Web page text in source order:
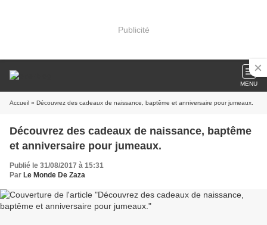
Publicité
MENU
Accueil » Découvrez des cadeaux de naissance, baptême et anniversaire pour jumeaux.
Découvrez des cadeaux de naissance, baptême
et anniversaire pour jumeaux.
Publié le 31/08/2017 à 15:31
Par Le Monde De Zaza